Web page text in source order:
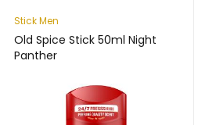
Stick Men
Old Spice Stick 50ml Night
Panther